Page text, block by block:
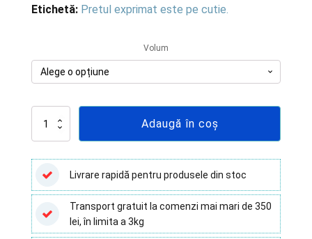
54.45 lei
la
Etichetă: Pretul exprimat este pe cutie.
Volum
Cantitate
Vacutest
Kima
K3edta
-
100
buc
Adaugă în coș
Livrare rapidă pentru produsele din stoc
Transport gratuit la comenzi mai mari de 350
lei, în limita a 3kg